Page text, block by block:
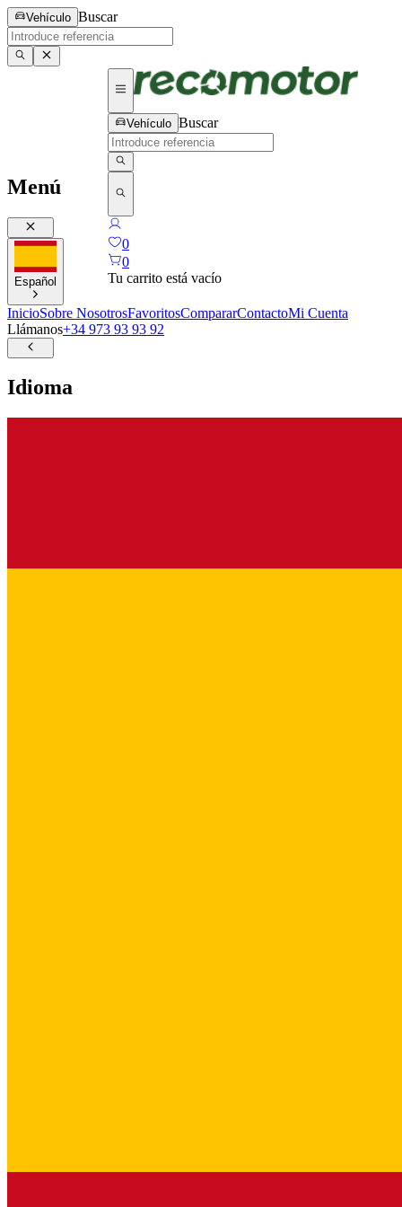
Vehículo Buscar
Vehículo Buscar
0
0
Tu carrito está vacío
Menú
Español
InicioSobre NosotrosFavoritosCompararContactoMi Cuenta
Llámanos+34 973 93 93 92
Idioma